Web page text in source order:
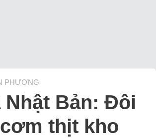
PHƯƠNG
Bản: Đôi
thịt kho